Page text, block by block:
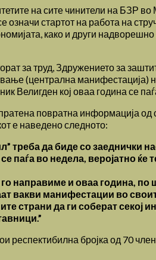
на сите чинители на БЗР
стартот на работа на
како и други
за труд, Здружението за
(централна манифестација)
Велигден кој оваа година се
повратна информација
е наведено следното:
треба да биде со заеднички
во недела, веројатно
направиме и оваа година, по
вакви манифестации во
страни да ги соберат секој
бројка од 70